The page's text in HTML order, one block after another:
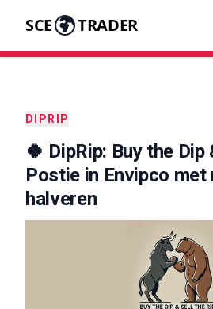
SCE TRADER
DIPRIP
🍀 DipRip: Buy the Dip
Postie in Envipco
halveren